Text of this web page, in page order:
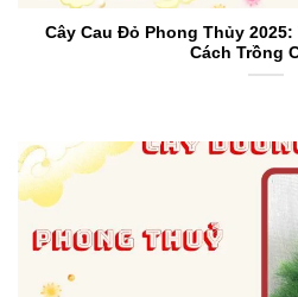
Cây Cau Đỏ Phong Thủy
Cách Trồng